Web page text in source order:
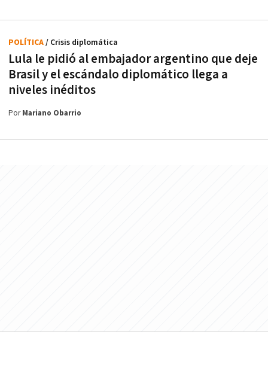
Lula le pidió al embajador argentino que deje
Brasil y el escándalo diplomático llega a
niveles inéditos
POLÍTICA/ Crisis diplomática
PorMariano Obarrio